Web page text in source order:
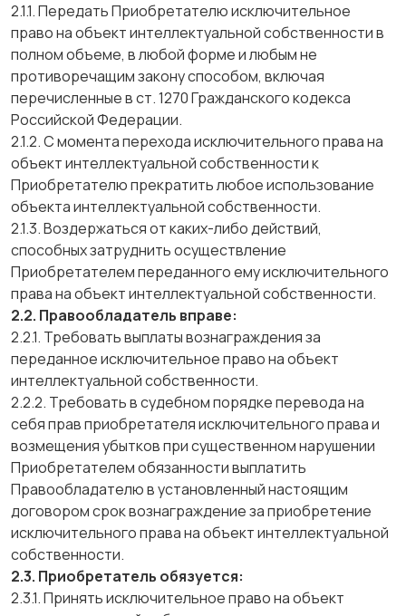
2.1.1. Передать Приобретателю исключительное
право на объект интеллектуальной собственности в
полном объеме, в любой форме и любым не
противоречащим закону способом, включая
перечисленные в ст. 1270 Гражданского кодекса
Российской Федерации.
2.1.2. С момента перехода исключительного права на
объект интеллектуальной собственности к
Приобретателю прекратить любое использование
объекта интеллектуальной собственности.
2.1.3. Воздержаться от каких-либо действий,
способных затруднить осуществление
Приобретателем переданного ему исключительного
права на объект интеллектуальной собственности.
2.2. Правообладатель вправе:
2.2.1. Требовать выплаты вознаграждения за
переданное исключительное право на объект
интеллектуальной собственности.
2.2.2. Требовать в судебном порядке перевода на
себя прав приобретателя исключительного права и
возмещения убытков при существенном нарушении
Приобретателем обязанности выплатить
Правообладателю в установленный настоящим
договором срок вознаграждение за приобретение
исключительного права на объект интеллектуальной
собственности.
2.3. Приобретатель обязуется:
2.3.1. Принять исключительное право на объект